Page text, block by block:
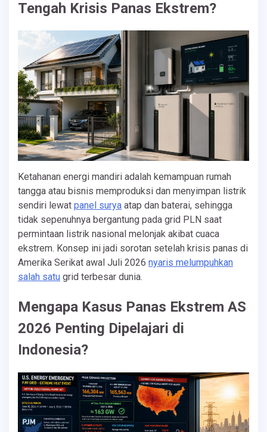
Tengah Krisis Panas Ekstrem?
Ketahanan energi mandiri adalah kemampuan rumah
tangga atau bisnis memproduksi dan menyimpan listrik
sendiri lewat panel surya atap dan baterai, sehingga
tidak sepenuhnya bergantung pada grid PLN saat
permintaan listrik nasional melonjak akibat cuaca
ekstrem. Konsep ini jadi sorotan setelah krisis panas di
Amerika Serikat awal Juli 2026 nyaris melumpuhkan
salah satu grid terbesar dunia.
Mengapa Kasus Panas Ekstrem AS
2026 Penting Dipelajari di
Indonesia?